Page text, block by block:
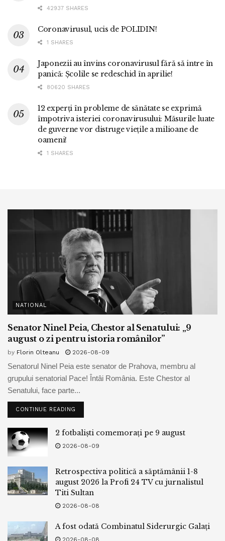
42937 SHARES
Coronavirusul, ucis de POLIDIN!
1 SHARES
Japonezii au învins coronavirusul fără să intre în
panică: Școlile se redeschid în aprilie!
80620 SHARES
12 experți în probleme de sănătate se exprimă
împotriva isteriei coronavirusului: Măsurile luate
de guverne vor distruge viețile a milioane de
oameni!
1 SHARES
NATIONAL
Senator Ninel Peia, Chestor al Senatului: „9
august o zi pentru istoria românilor”
by Florin Olteanu 2026-08-09
Senatorul Ninel Peia este senator de Prahova, membru al
grupului senatorial Pace! Întâi România. Este Chestor al
Senatului, face parte...
CONTINUE READING
2 fotbaliști comemorați pe 9 august
2026-08-09
Retrospectiva politică a săptămânii 1-8
august 2026 la Profi 24 TV cu jurnalistul
Titi Sultan
2026-08-08
A fost odată Combinatul Siderurgic Galați
2026-08-08